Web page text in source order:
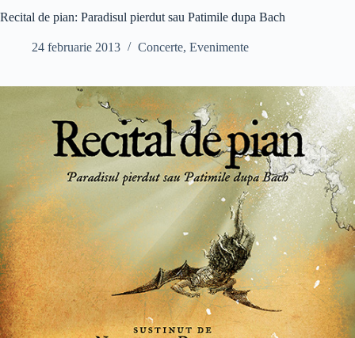
Recital de pian: Paradisul pierdut sau Patimile dupa Bach
24 februarie 2013 Concerte, Evenimente